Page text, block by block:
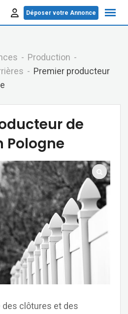
Déposer votre Annonce
Production
Premier producteur
de
Pologne
des clôtures et des